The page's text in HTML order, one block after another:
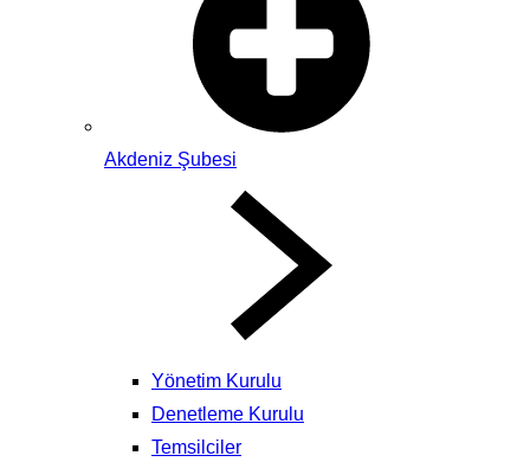
Akdeniz Şubesi
Yönetim Kurulu
Denetleme Kurulu
Temsilciler